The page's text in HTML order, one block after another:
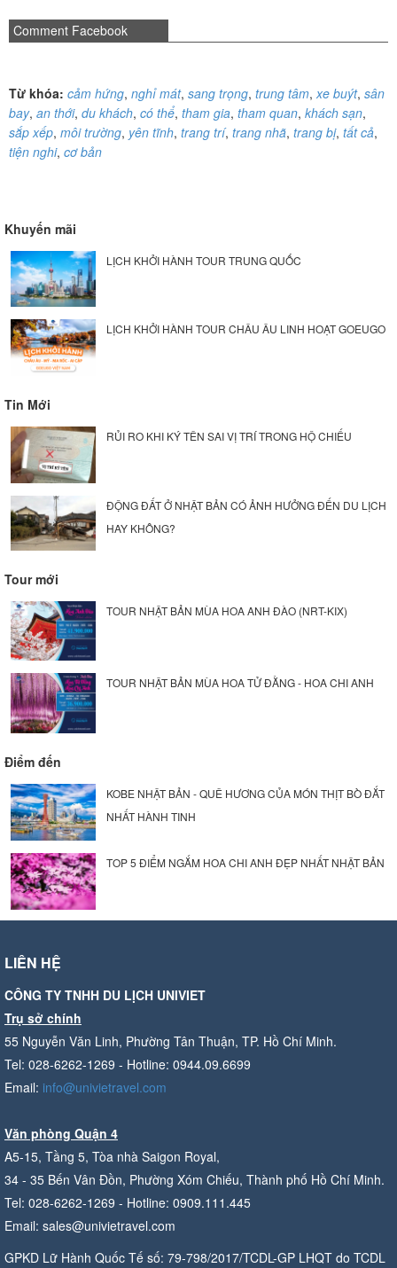
Comment Facebook
Từ khóa: cảm hứng, nghỉ mát, sang trọng, trung tâm, xe buýt, sân
bay, an thới, du khách, có thể, tham gia, tham quan, khách sạn,
sắp xếp, môi trường, yên tĩnh, trang trí, trang nhã, trang bị, tất cả,
tiện nghi, cơ bản
Khuyến mãi
LỊCH KHỞI HÀNH TOUR TRUNG QUỐC
LỊCH KHỞI HÀNH TOUR CHÂU ÂU LINH HOẠT GOEUGO
Tin Mới
RỦI RO KHI KÝ TÊN SAI VỊ TRÍ TRONG HỘ CHIẾU
ĐỘNG ĐẤT Ở NHẬT BẢN CÓ ẢNH HƯỞNG ĐẾN DU LỊCH
HAY KHÔNG?
Tour mới
TOUR NHẬT BẢN MÙA HOA ANH ĐÀO (NRT-KIX)
TOUR NHẬT BẢN MÙA HOA TỬ ĐẰNG - HOA CHI ANH
Điểm đến
KOBE NHẬT BẢN - QUÊ HƯƠNG CỦA MÓN THỊT BÒ ĐẮT
NHẤT HÀNH TINH
TOP 5 ĐIỂM NGẮM HOA CHI ANH ĐẸP NHẤT NHẬT BẢN
LIÊN HỆ
CÔNG TY TNHH DU LỊCH UNIVIET
Trụ sở chính
55 Nguyễn Văn Linh, Phường Tân Thuận, TP. Hồ Chí Minh.
Tel: 028-6262-1269 - Hotline: 0944.09.6699
Email: info@univietravel.com
Văn phòng Quận 4
A5-15, Tầng 5, Tòa nhà Saigon Royal,
34 - 35 Bến Vân Đồn, Phường Xóm Chiếu, Thành phố Hồ Chí Minh.
Tel: 028-6262-1269 - Hotline: 0909.111.445
Email: sales@univietravel.com
GPKD Lữ Hành Quốc Tế số: 79-798/2017/TCDL-GP LHQT do TCDL